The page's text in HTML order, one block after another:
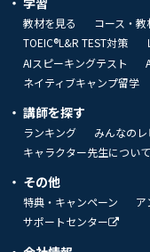
教材を見る コース・
TOEIC®L&R TEST対策
AIスピーキングテスト
ネイティブキャンプ留学
講師を探す
ランキング みんなの
キャラクター先生について
その他
特典・キャンペーン ア
サポートセンター